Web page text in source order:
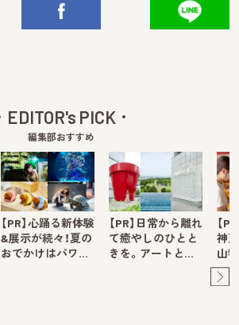
EDITOR's PICK
編集部おすすめ
【PR】心踊る新体験
&展示が続々！夏の
おでかけはパワ…
【PR】日常から離れ
て癒やしのひとと
きを。アートと…
【
神
山